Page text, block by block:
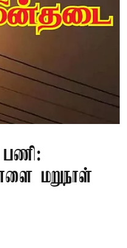
பணி:
மறுநாள்